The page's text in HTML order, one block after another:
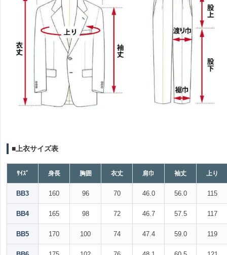
■上衣サイズ表
ｻｲｽﾞ 身長 胸囲 衣丈 肩巾 袖丈 上り
BB3 160 96 70 46.0 56.0 115
BB4 165 98 72 46.7 57.5 117
BB5 170 100 74 47.4 59.0 119